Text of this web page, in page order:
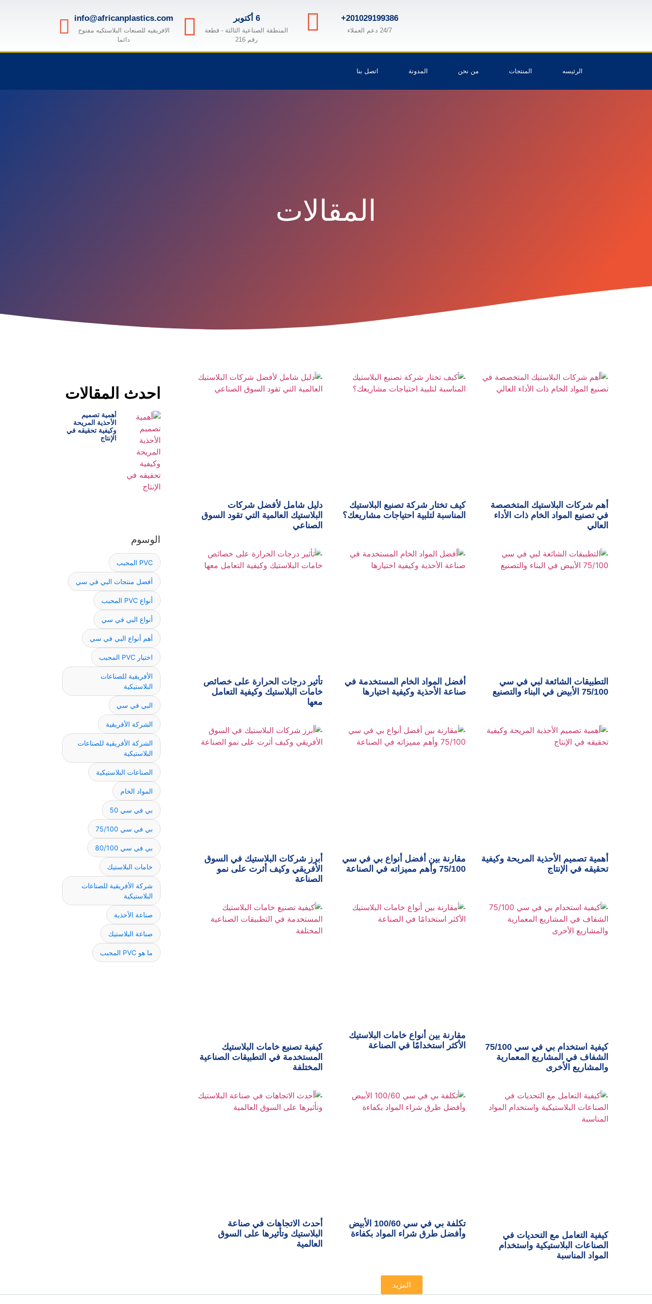
+201029199386
24/7 دعم العملاء
6 أكتوبر
المنطقة الصناعية الثالثة - قطعة
رقم 216
info@africanplastics.com
الافريقيه للصنعات البلاستكيه مفتوح
دائما
الرئيسه المنتجات من نحن المدونة اتصل بنا
المقالات
أهم شركات البلاستيك المتخصصة
في تصنيع المواد الخام ذات الأداء
العالي
كيف تختار شركة تصنيع البلاستيك
المناسبة لتلبية احتياجات مشاريعك؟
دليل شامل لأفضل شركات
البلاستيك العالمية التي تقود السوق
الصناعي
التطبيقات الشائعة لبي في سي
75/100 الأبيض في البناء والتصنيع
أفضل المواد الخام المستخدمة في
صناعة الأحذية وكيفية اختيارها
تأثير درجات الحرارة على خصائص
خامات البلاستيك وكيفية التعامل
معها
أهمية تصميم الأحذية المريحة وكيفية
تحقيقه في الإنتاج
مقارنة بين أفضل أنواع بي في سي
75/100 وأهم مميزاته في الصناعة
أبرز شركات البلاستيك في السوق
الأفريقي وكيف أثرت على نمو
الصناعة
كيفية استخدام بي في سي 75/100
الشفاف في المشاريع المعمارية
والمشاريع الأخرى
مقارنة بين أنواع خامات البلاستيك
الأكثر استخدامًا في الصناعة
كيفية تصنيع خامات البلاستيك
المستخدمة في التطبيقات الصناعية
المختلفة
كيفية التعامل مع التحديات في
الصناعات البلاستيكية واستخدام
المواد المناسبة
تكلفة بي في سي 100/60 الأبيض
وأفضل طرق شراء المواد بكفاءة
أحدث الاتجاهات في صناعة
البلاستيك وتأثيرها على السوق
العالمية
المزيد
احدث المقالات
أهمية تصميم
الأحذية المريحة
وكيفية تحقيقه في
الإنتاج
الوسوم
PVC المحبب
أفضل منتجات البي في سي
أنواع PVC المحبب
أنواع البي في سي
أهم أنواع البي في سي
اختيار PVC المحبب
الأفريقية للصناعات
البلاستيكية
البي في سي
الشركة الأفريقية
الشركة الأفريقية للصناعات
البلاستيكية
الصناعات البلاستيكية
المواد الخام
بي في سي 50
بي في سي 75/100
بي في سي 80/100
خامات البلاستيك
شركة الأفريقية للصناعات
البلاستيكية
صناعة الأحذية
صناعة البلاستيك
ما هو PVC المحبب